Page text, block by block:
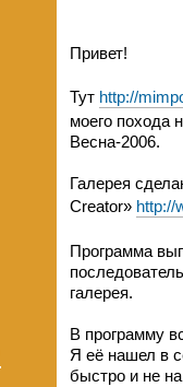
Привет!
Тут http://
моего похода
Весна-2006.
Галерея
Creator» http://
Программа
галерея.
В программу
Я её нашел в
быстро и не